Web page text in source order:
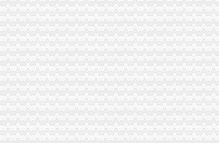
www.23tjw.com-网站综合查询|重庆|重庆开|佳信财税公司QQ:813…
重庆爱众钢结构有限公司
中国邮政集团公司重庆市渝中区分公司
重庆保安驾校页--重庆市渝中区公安分局保安公司驾驶培训学校（保
重庆山城及时雨地推公司渝中区单代发专业单派发团队-大坪便民/
开分公司
吐槽一下_宝爸现长期固定在河南出差,开分公司,每天忙得基本就_
石家庄市联合申通快递有限公司东开分公司联系方式_信用报告_工商信
厦航长沙开分公司地方航空“圈地”提速-股票频道-金融界
哇！博弈长居开分公司了。。来看看他们公司的装修吧！-装修家居-
据说共鸣地产在西安开分公司了,请问谁知道地址呀？-买房-房天下问答
浦东张江公司注册开分公司办证件安诚会计李黎帮您办理-上海58同城
外地公司在成都开分公司需要办哪些手续分公司注册-成都58同城
现在广告部开分公司去叻,广告部没招到人之..-JUNE的主页